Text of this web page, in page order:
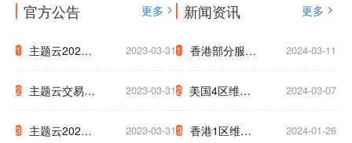
官方公告 更多
1 主题云2023
年中秋国庆放
假公告
2023-03-31
2 主题云交易支
付系统升级公
2023-03-31
3 主题云2023 2023-03-31
新闻资讯 更多
1 香港部分服务
器迁移通知
2024-03-11
2 美国4区维护
網路升級通知
2024-03-07
3 香港1区维护 2024-01-26